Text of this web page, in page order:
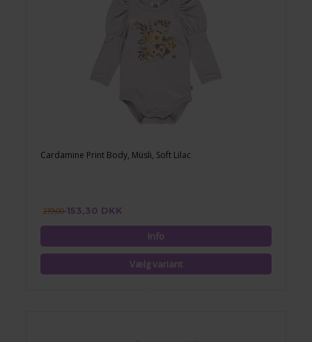
Cardamine Print Body, Müsli, Soft Lilac
219,00153,30 DKK